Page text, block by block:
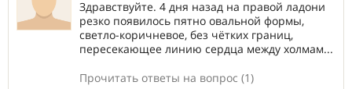
Здравствуйте. 4 дня назад на правой ладони
резко появилось пятно овальной формы,
светло-коричневое, без чётких границ,
пересекающее линию сердца между холмам...
Прочитать ответы на вопрос (1)